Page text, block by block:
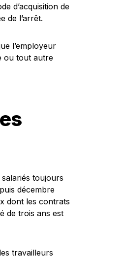
d’acquisition de
de l’arrêt.
l’employeur
ou tout autre
toujours
décembre
dont les contrats
de trois ans est
travailleurs